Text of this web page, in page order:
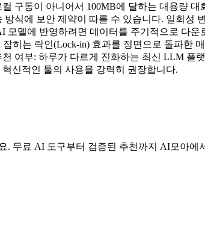
구동이 아니어서 100MB에 달하는 대용량
식에 보안 제약이 따를 수 있습니다. 일회성
모델에 반영하려면 데이터를 주기적으로 다
히는 락인(Lock-in) 효과를 정면으로 돌파한
여부: 하루가 다르게 진화하는 최신 LLM
신적인 툴의 사용을 강력히 권장합니다.
. 무료 AI 도구부터 검증된 추천까지 AI모아에